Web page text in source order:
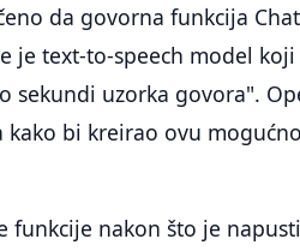
da govorna funkcija
je text-to-speech model
sekundi uzorka govora".
kako bi kreirao ovu
funkcije nakon što je